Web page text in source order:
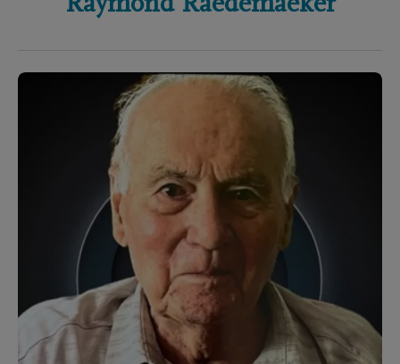
Raymond Raedemaeker